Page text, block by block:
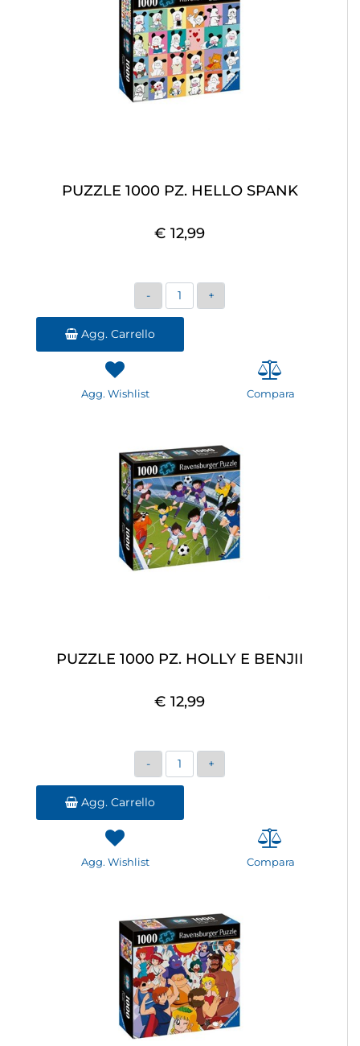
PUZZLE 1000 PZ. HELLO SPANK
€ 12,99
Quantità
Agg. Carrello
Agg. Wishlist Compara
PUZZLE 1000 PZ. HOLLY E BENJII
€ 12,99
Quantità
Agg. Carrello
Agg. Wishlist Compara